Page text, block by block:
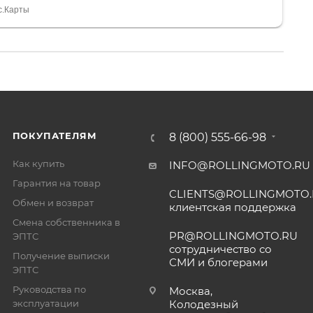
Дмитрию, за клиентоориентированность и
ПОКУПАТЕЛЯМ
Как купить
Гарантия на товар
Обмен и возврат
Смена собственника в
ЭПТС
Получение выписки
ЭПТС
Руководства по
эксплуатации
8 (800) 555-66-98
INFO@ROLLINGMOTO.RU
клиентская поддержка
PR@ROLLINGMOTO.RU
сотрудничество со
СМИ и блогерами
Москва,
Колодезный